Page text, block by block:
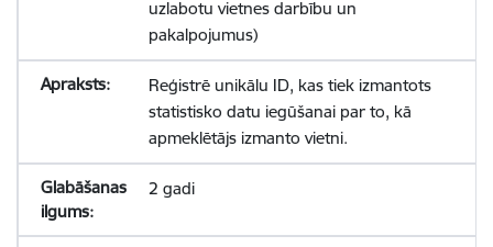
uzlabotu vietnes darbību un
pakalpojumus)
Reģistrē unikālu ID, kas tiek izmantots
statistisko datu iegūšanai par to, kā
apmeklētājs izmanto vietni.
2 gadi